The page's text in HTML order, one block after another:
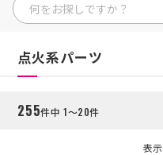
HOME
HOME
点火系パーツ
255件中 1～20件
表